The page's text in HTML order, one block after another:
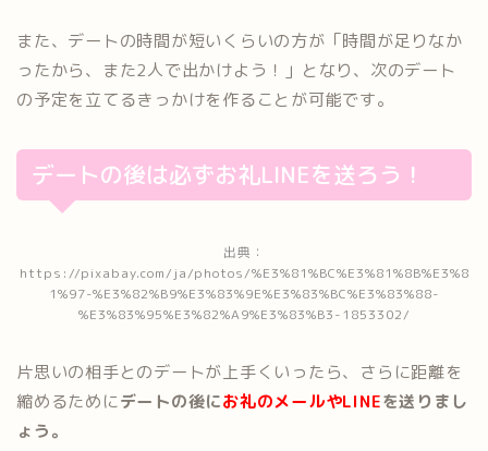
また、デートの時間が短いくらいの方が「時間が足りなか
ったから、また2人で出かけよう！」となり、次のデート
の予定を立てるきっかけを作ることが可能です。
デートの後は必ずお礼LINEを送ろう！
出典：
https://pixabay.com/ja/photos/%E3%81%BC%E3%81%8B%E3%8
1%97-%E3%82%B9%E3%83%9E%E3%83%BC%E3%83%88-
%E3%83%95%E3%82%A9%E3%83%B3-1853302/
片思いの相手とのデートが上手くいったら、さらに距離を
縮めるためにデートの後にお礼のメールやLINEを送りまし
ょう。